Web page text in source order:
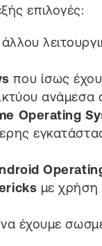
επιλογές:
που ίσως
Operating
με χρήση
έχουμε